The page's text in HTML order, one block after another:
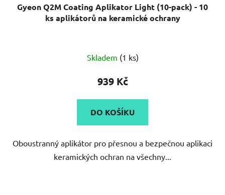
Gyeon Q2M Coating Aplikator Light (10-pack) - 10
ks aplikátorů na keramické ochrany
Skladem (1 ks)
939 Kč
DO KOŠÍKU
Oboustranný aplikátor pro přesnou a bezpečnou aplikaci
keramických ochran na všechny...